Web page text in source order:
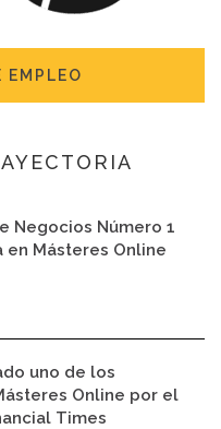
EMPLEO
Negocios Número 1
en Másteres Online
uno de los
Online por el
Times